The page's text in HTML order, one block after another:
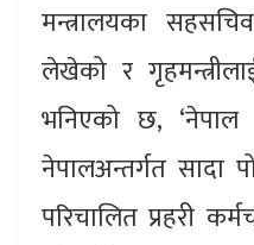
मन्त्रालयका
लेखेको र
भनिएको छ, ‘नेपाल
नेपालअन्तर्गत सादा
परिचालित प्रहरी